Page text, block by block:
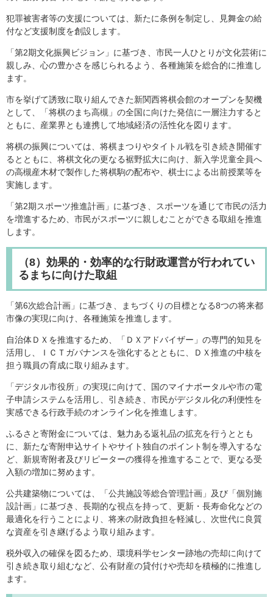
犯罪被害者等の支援については、新たに条例を制定し、見舞金の給
付など支援制度を創設します。
「第2期文化振興ビジョン」に基づき、市民一人ひとりが文化芸術に
親しみ、心の豊かさを感じられるよう、各種施策を総合的に推進し
ます。
市を挙げて誘致に取り組んできた新関西将棋会館のオープンを契機
として、「将棋のまち高槻」の全国に向けた発信に一層注力すると
ともに、産業界とも連携して地域経済の活性化を図ります。
将棋の振興については、将棋まつりやタイトル戦を引き続き開催す
るとともに、将棋文化の更なる裾野拡大に向け、新入学児童全員へ
の高槻産木材で製作した将棋駒の配布や、棋士による出前授業等を
実施します。
「第2期スポーツ推進計画」に基づき、スポーツを通じて市民の活力
を増進するため、市民がスポーツに親しむことができる取組を推進
します。
（8）効果的・効率的な行財政運営が行われてい
るまちに向けた取組
「第6次総合計画」に基づき、まちづくりの目標となる8つの将来都
市像の実現に向け、各種施策を推進します。
自治体ＤＸを推進するため、「ＤＸアドバイザー」の専門的知見を
活用し、ＩＣＴガバナンスを強化するとともに、ＤＸ推進の中核を
担う職員の育成に取り組みます。
「デジタル市役所」の実現に向けて、国のマイナポータルや市の電
子申請システムを活用し、引き続き、市民がデジタル化の利便性を
実感できる行政手続のオンライン化を推進します。
ふるさと寄附金については、魅力ある返礼品の拡充を行うととも
に、新たな寄附申込サイトやサイト独自のポイント制を導入するな
ど、新規寄附者及びリピーターの獲得を推進することで、更なる受
入額の増加に努めます。
公共建築物については、「公共施設等総合管理計画」及び「個別施
設計画」に基づき、長期的な視点を持って、更新・長寿命化などの
最適化を行うことにより、将来の財政負担を軽減し、次世代に良質
な資産を引き継げるよう取り組みます。
税外収入の確保を図るため、環境科学センター跡地の売却に向けて
引き続き取り組むなど、公有財産の貸付けや売却を積極的に推進し
ます。